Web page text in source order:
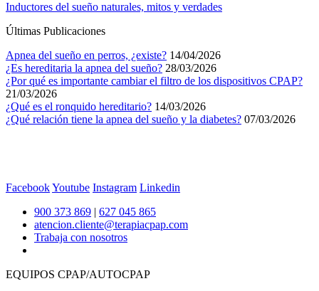
Inductores del sueño naturales, mitos y verdades
Últimas Publicaciones
Apnea del sueño en perros, ¿existe? 14/04/2026
¿Es hereditaria la apnea del sueño? 28/03/2026
¿Por qué es importante cambiar el filtro de los dispositivos CPAP?
21/03/2026
¿Qué es el ronquido hereditario? 14/03/2026
¿Qué relación tiene la apnea del sueño y la diabetes? 07/03/2026
FacebookYoutube Instagram Linkedin
900 373 869 | 627 045 865
atencion.cliente@terapiacpap.com
Trabaja con nosotros
EQUIPOS CPAP/AUTOCPAP